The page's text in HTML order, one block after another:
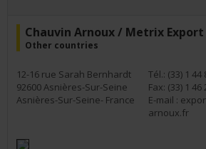
Chauvin Arnoux / Metrix Export
Other countries
12-16 rue Sarah Bernhardt
92600 Asnières-Sur-Seine
Asnières-Sur-Seine- France
Tél.: (33) 1 44
Fax: (33) 1 46
E-mail :
arnoux.fr